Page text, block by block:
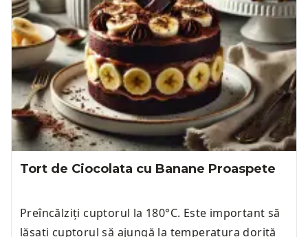
Tort de Ciocolata cu Banane Proaspete
Preîncălziți cuptorul la 180°C. Este important să
lăsați cuptorul să ajungă la temperatura dorită